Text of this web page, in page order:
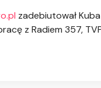
zadebiutował
z Radiem 357,